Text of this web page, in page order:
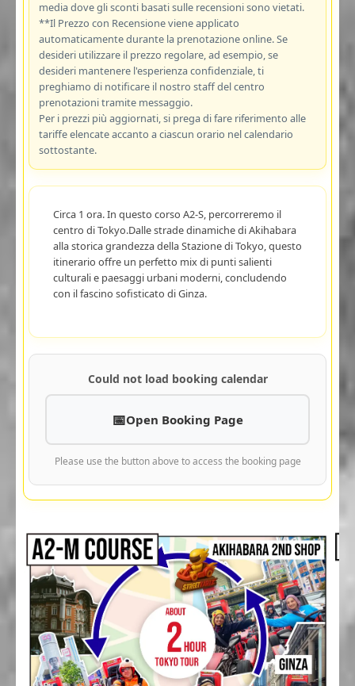
media dove gli sconti basati sulle recensioni sono vietati.
**Il Prezzo con Recensione viene applicato
automaticamente durante la prenotazione online. Se
desideri utilizzare il prezzo regolare, ad esempio, se
desideri mantenere l'esperienza confidenziale, ti
preghiamo di notificare il nostro staff del centro
prenotazioni tramite messaggio.
Per i prezzi più aggiornati, si prega di fare riferimento alle
tariffe elencate accanto a ciascun orario nel calendario
sottostante.
Circa 1 ora. In questo corso A2-S, percorreremo il
centro di Tokyo.Dalle strade dinamiche di Akihabara
alla storica grandezza della Stazione di Tokyo, questo
itinerario offre un perfetto mix di punti salienti
culturali e paesaggi urbani moderni, concludendo
con il fascino sofisticato di Ginza.
Could not load booking calendar
Open Booking Page
Please use the button above to access the booking page